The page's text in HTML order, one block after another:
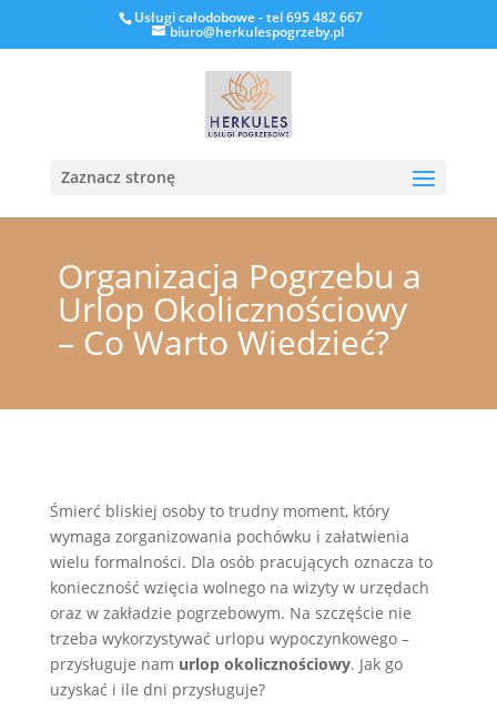
Usługi całodobowe - tel 695 482 667
biuro@herkulespogrzeby.pl
Zaznacz stronę
Organizacja Pogrzebu a
Urlop Okolicznościowy
– Co Warto Wiedzieć?
Śmierć bliskiej osoby to trudny moment, który
wymaga zorganizowania pochówku i załatwienia
wielu formalności. Dla osób pracujących oznacza to
konieczność wzięcia wolnego na wizyty w urzędach
oraz w zakładzie pogrzebowym. Na szczęście nie
trzeba wykorzystywać urlopu wypoczynkowego –
przysługuje nam urlop okolicznościowy. Jak go
uzyskać i ile dni przysługuje?